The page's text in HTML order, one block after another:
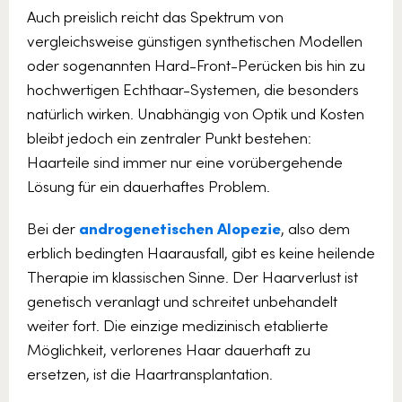
Auch preislich reicht das Spektrum von
vergleichsweise günstigen synthetischen Modellen
oder sogenannten Hard-Front-Perücken bis hin zu
hochwertigen Echthaar-Systemen, die besonders
natürlich wirken. Unabhängig von Optik und Kosten
bleibt jedoch ein zentraler Punkt bestehen:
Haarteile sind immer nur eine vorübergehende
Lösung für ein dauerhaftes Problem.
Bei der androgenetischen Alopezie, also dem
erblich bedingten Haarausfall, gibt es keine heilende
Therapie im klassischen Sinne. Der Haarverlust ist
genetisch veranlagt und schreitet unbehandelt
weiter fort. Die einzige medizinisch etablierte
Möglichkeit, verlorenes Haar dauerhaft zu
ersetzen, ist die Haartransplantation.